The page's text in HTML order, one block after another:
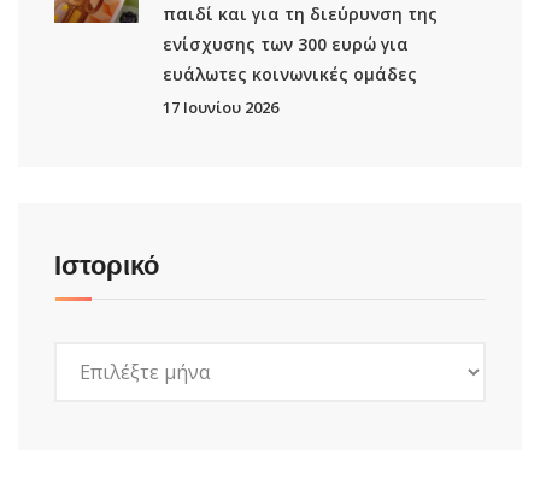
παιδί και για τη διεύρυνση της
ενίσχυσης των 300 ευρώ για
ευάλωτες κοινωνικές ομάδες
17 Ιουνίου 2026
Ιστορικό